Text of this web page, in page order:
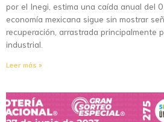
por el Inegi, estima una caída anual del
economía mexicana sigue sin mostrar
recuperación, arrastrada principalmente
industrial.
Leer más »